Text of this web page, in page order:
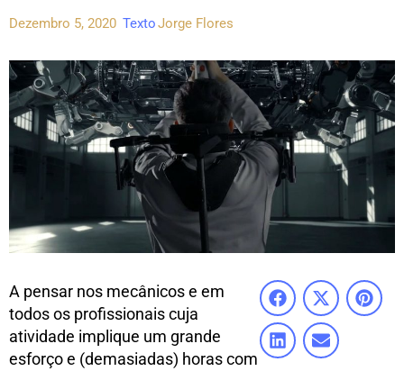
Dezembro 5, 2020 TextoJorge Flores
A pensar nos mecânicos e em
todos os profissionais cuja
atividade implique um grande
esforço e (demasiadas) horas com